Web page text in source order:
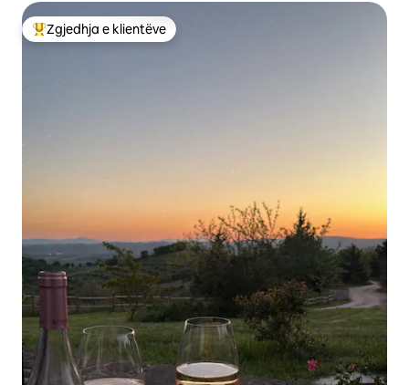
Më të mirat e zgjedhjeve të klientëve
Zgjedhja e klientëve